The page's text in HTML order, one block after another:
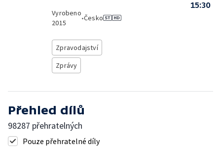
Vyrobeno
2015
•Česko
Zpravodajství
Zprávy
15:30
Přehled dílů
98287 přehratelných
Pouze přehratelné díly